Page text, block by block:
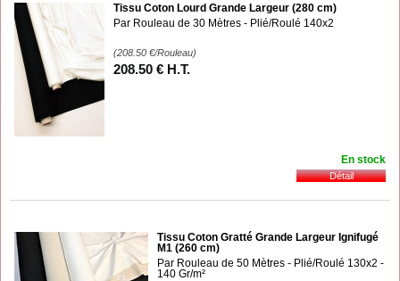
Tissu Coton Lourd Grande Largeur (280 cm)
Par Rouleau de 30 Mètres - Plié/Roulé 140x2
(208.50 €/Rouleau)
208.50 € H.T.
En stock
Tissu Coton Gratté Grande Largeur Ignifugé
M1 (260 cm)
Par Rouleau de 50 Mètres - Plié/Roulé 130x2 -
140 Gr/m²